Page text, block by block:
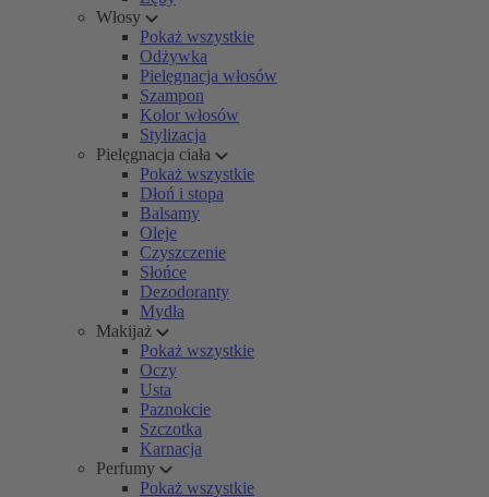
Włosy
Pokaż wszystkie
Odżywka
Pielęgnacja włosów
Szampon
Kolor włosów
Stylizacja
Pielęgnacja ciała
Pokaż wszystkie
Dłoń i stopa
Balsamy
Oleje
Czyszczenie
Słońce
Dezodoranty
Mydła
Makijaż
Pokaż wszystkie
Oczy
Usta
Paznokcie
Szczotka
Karnacja
Perfumy
Pokaż wszystkie